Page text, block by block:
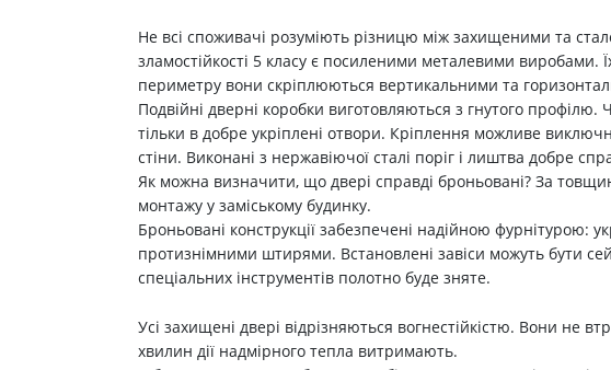
Не всі споживачі розуміють різницю між захищеними та
зламостійкості 5 класу є посиленими металевими виробами.
периметру вони скріплюються вертикальними та
Подвійні дверні коробки виготовляються з гнутого
тільки в добре укріплені отвори. Кріплення можливе
стіни. Виконані з нержавіючої сталі поріг і лиштва добре
Як можна визначити, що двері справді броньовані? За
монтажу у заміському будинку.
Броньовані конструкції забезпечені надійною
протизнімними штирями. Встановлені завіси можуть бути
спеціальних інструментів полотно буде зняте.
Усі захищені двері відрізняються вогнестійкістю. Вони не
хвилин дії надмірного тепла витримають.